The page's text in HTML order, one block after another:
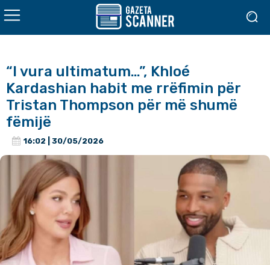
“I vura ultimatum…”, Khloé
Kardashian habit me rrëfimin për
Tristan Thompson për më shumë
fëmijë
16:02 | 30/05/2026